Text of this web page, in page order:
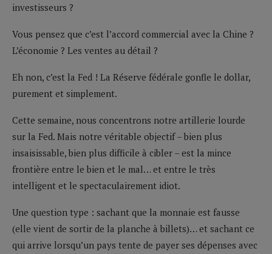
investisseurs ?
Vous pensez que c’est l’accord commercial avec la Chine ?
L’économie ? Les ventes au détail ?
Eh non, c’est la Fed ! La Réserve fédérale gonfle le dollar,
purement et simplement.
Cette semaine, nous concentrons notre artillerie lourde
sur la Fed. Mais notre véritable objectif – bien plus
insaisissable, bien plus difficile à cibler – est la mince
frontière entre le bien et le mal… et entre le très
intelligent et le spectaculairement idiot.
Une question type : sachant que la monnaie est fausse
(elle vient de sortir de la planche à billets)… et sachant ce
qui arrive lorsqu’un pays tente de payer ses dépenses avec